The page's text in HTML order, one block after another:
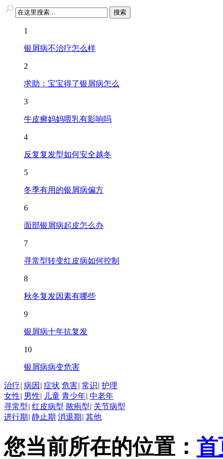
1
银屑病不治疗怎么样
2
求助：宝宝得了银屑病怎么
3
牛皮癣妈妈喂乳有影响吗
4
反复复发型如何安全越冬
5
冬季有用的银屑病偏方
6
面部银屑病起皮怎么办
7
寻常型转变红皮病如何控制
8
秋冬复发因素有哪些
9
银屑病十年抗复发
10
银屑病病变危害
治疗| 病因 | 症状 危害| 常识| 护理
女性| 男性| 儿童 青少年| 中老年
寻常型| 红皮病型 脓疱型| 关节病型
进行期 | 静止期 消退期 | 其他
您当前所在的位置： 首